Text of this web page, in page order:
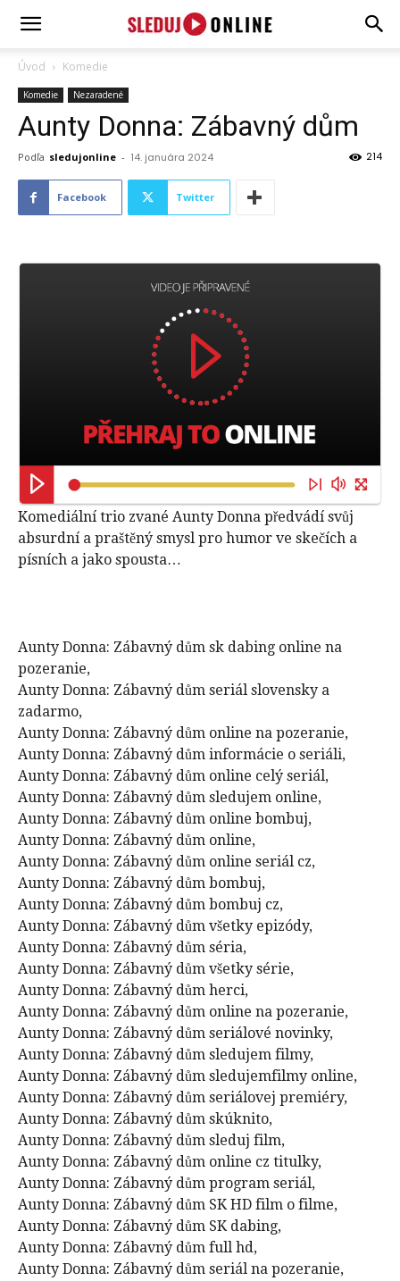
SledujOnline.sk
Úvod Komedie
Komedie Nezaradené
Aunty Donna: Zábavný dům
Podľa sledujonline - 14. januára 2024 214
Facebook Twitter
Komediální trio zvané Aunty Donna předvádí svůj
absurdní a praštěný smysl pro humor ve skečích a
písních a jako spousta…
Aunty Donna: Zábavný dům sk dabing online na
pozeranie,
Aunty Donna: Zábavný dům seriál slovensky a
zadarmo,
Aunty Donna: Zábavný dům online na pozeranie,
Aunty Donna: Zábavný dům informácie o seriáli,
Aunty Donna: Zábavný dům online celý seriál,
Aunty Donna: Zábavný dům sledujem online,
Aunty Donna: Zábavný dům online bombuj,
Aunty Donna: Zábavný dům online,
Aunty Donna: Zábavný dům online seriál cz,
Aunty Donna: Zábavný dům bombuj,
Aunty Donna: Zábavný dům bombuj cz,
Aunty Donna: Zábavný dům všetky epizódy,
Aunty Donna: Zábavný dům séria,
Aunty Donna: Zábavný dům všetky série,
Aunty Donna: Zábavný dům herci,
Aunty Donna: Zábavný dům online na pozeranie,
Aunty Donna: Zábavný dům seriálové novinky,
Aunty Donna: Zábavný dům sledujem filmy,
Aunty Donna: Zábavný dům sledujemfilmy online,
Aunty Donna: Zábavný dům seriálovej premiéry,
Aunty Donna: Zábavný dům skúknito,
Aunty Donna: Zábavný dům sleduj film,
Aunty Donna: Zábavný dům online cz titulky,
Aunty Donna: Zábavný dům program seriál,
Aunty Donna: Zábavný dům SK HD film o filme,
Aunty Donna: Zábavný dům SK dabing,
Aunty Donna: Zábavný dům full hd,
Aunty Donna: Zábavný dům seriál na pozeranie,